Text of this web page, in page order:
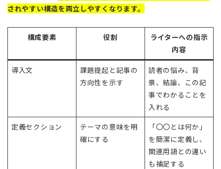
されやすい構造を両立しやすくなります。
構成要素 役割
ライターへの指示
内容
導入文
課題提起と記事の
方向性を示す
読者の悩み、背
景、結論、この記
事でわかることを
入れる
定義セクション
テーマの意味を明
確にする
「〇〇とは何か」
を簡潔に定義し、
関連用語との違い
も補足する